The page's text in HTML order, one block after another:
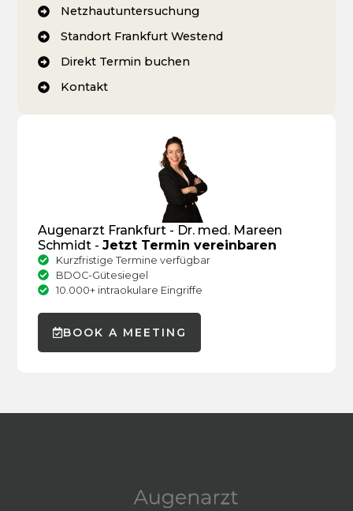
Netzhautuntersuchung
Standort Frankfurt Westend
Direkt Termin buchen
Kontakt
Augenarzt Frankfurt - Dr. med. Mareen
Schmidt - Jetzt Termin vereinbaren
Kurzfristige Termine verfügbar
BDOC-Gütesiegel
10.000+ intraokulare Eingriffe
BOOK A MEETING